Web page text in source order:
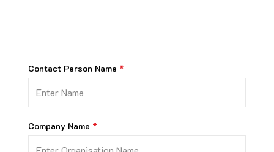
Contact Person Name
Company Name